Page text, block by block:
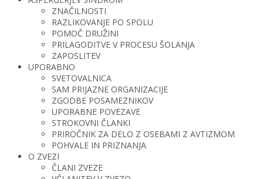
ZNAČILNOSTI
RAZLIKOVANJE PO SPOLU
POMOČ DRUŽINI
PRILAGODITVE V PROCESU ŠOLANJA
ZAPOSLITEV
UPORABNO
SVETOVALNICA
SAM PRIJAZNE ORGANIZACIJE
ZGODBE POSAMEZNIKOV
UPORABNE POVEZAVE
STROKOVNI ČLANKI
PRIROČNIK ZA DELO Z OSEBAMI Z AVTIZMOM
POHVALE IN PRIZNANJA
O ZVEZI
ČLANI ZVEZE